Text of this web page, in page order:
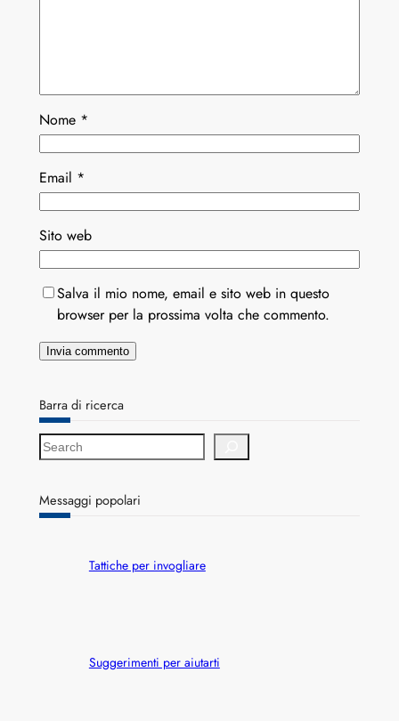
Nome *
Email *
Sito web
Salva il mio nome, email e sito web in questo
browser per la prossima volta che commento.
Barra di ricerca
S
e
r
c
Messaggi popolari
Tattiche per invogliare
Suggerimenti per aiutarti